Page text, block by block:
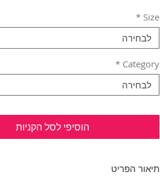
Size
*
לבחירה
Category
*
לבחירה
הוסיפי לסל הקניות
תיאור הפריט